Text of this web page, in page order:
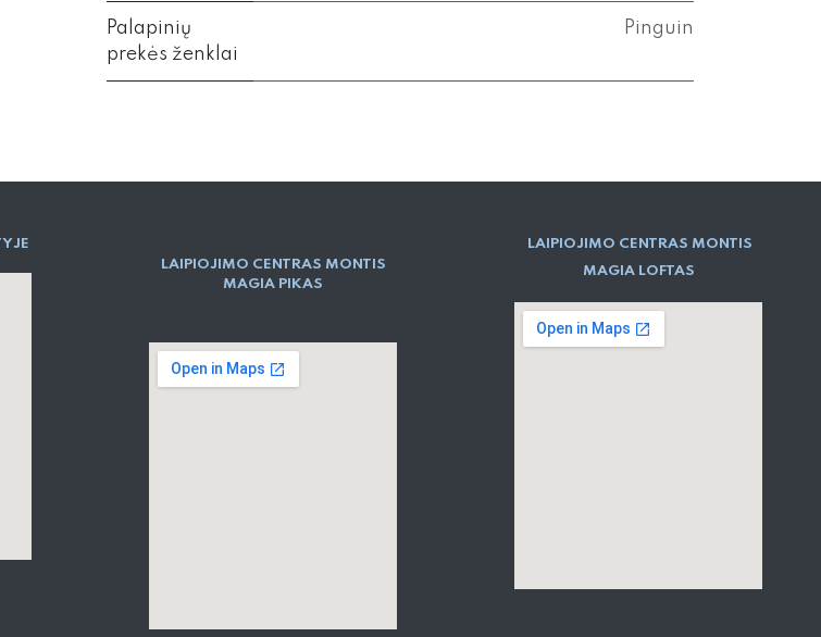
Palapinių
prekės ženklai
Pinguin
LAIPIOJIMO CENTRAS MONTIS
MAGIA PIKAS
LAIPIOJIMO CENTRAS MONTIS
MAGIA LOFTAS